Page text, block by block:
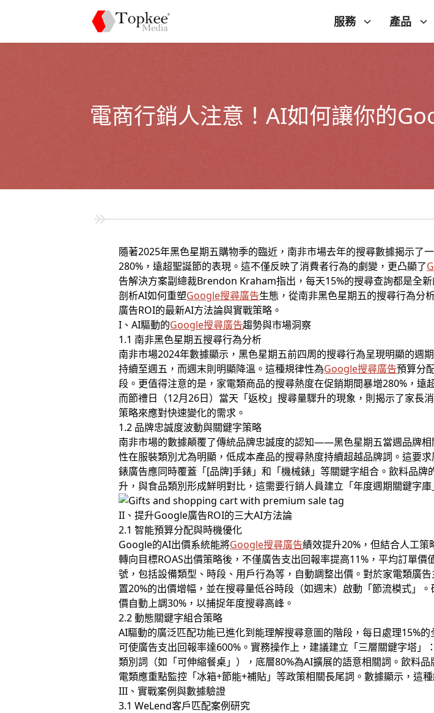
服務 產品
電商行銷人注意！AI如何讓你的
隨著2025年黑色星期五購物季的臨近，南非市場去年的搜尋數據揭示了
280%，遠超聖誕節的表現。這不僅反映了消費者行為的劇變，更凸顯了
告解決方案副總裁Brendon Kraham指出，每天15%的搜尋查詢都是全
剖析AI如何重塑Google搜尋廣告生態，從南非黑色星期五的搜尋行為分
廣告ROI的最新AI方法論與實戰策略。
I、AI驅動的Google搜尋廣告趨勢與市場洞察
1.1 南非黑色星期五搜尋行為分析
南非市場2024年數據顯示，黑色星期五前四周的搜尋行為呈現明顯的週
持續至週五，而週末則明顯降溫。這種規律性為Google搜尋廣告預算分
段。更值得注意的是，家電類商品的搜尋熱度在促銷期間暴增280%，
而節禮日（12月26日）當天「返校」搜尋量驟升的現象，則揭示了家長
策略來應對快速變化的需求。
1.2 品牌忠誠度波動與關鍵字策略
南非市場的數據顛覆了傳統品牌忠誠度的認知——黑色星期五當週品牌
性在服裝類別尤為明顯，低成本產品的搜尋熱度持續超越品牌詞。這要
錶廣告應同時覆蓋「[品牌]手錶」和「機械錶」等關鍵字組合。飲料品
升，與食品類別形成鮮明對比，這需要行銷人員建立「年度週期關鍵字
II、提升Google廣告ROI的三大AI方法論
2.1 智能預算分配與時機優化
Google的AI出價系統能將Google搜尋廣告績效提升20%，但結合人工
轉向目標ROAS出價策略後，不僅廣告支出回報率提高11%，平均訂單
號，包括設備類型、時段、用戶行為等，自動調整出價。對於家電類廣
置20%的出價增幅，並在搜尋量低谷時段（如週末）啟動「節流模式」
價自動上調30%，以捕捉年度搜尋高峰。
2.2 動態關鍵字組合策略
AI驅動的廣泛匹配功能已進化到能理解搜尋意圖的階段，每日處理15%
可使廣告支出回報率達600%。實務操作上，建議建立「三層關鍵字塔
類別詞（如「可伸縮餐桌」），底層80%為AI擴展的語意相關詞。飲料
電類應重點監控「冰箱+節能+補貼」等政策相關長尾詞。數據顯示，這
III、實戰案例與數據驗證
3.1 WeLend客戶匹配案例研究